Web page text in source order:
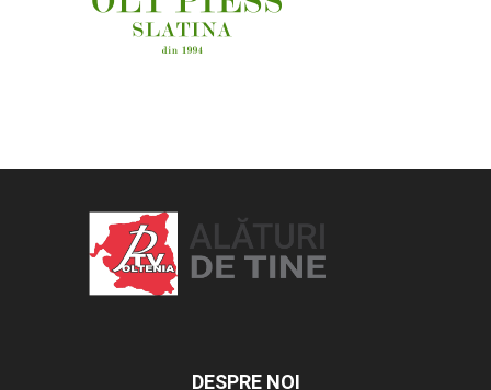
DESPRE NOI